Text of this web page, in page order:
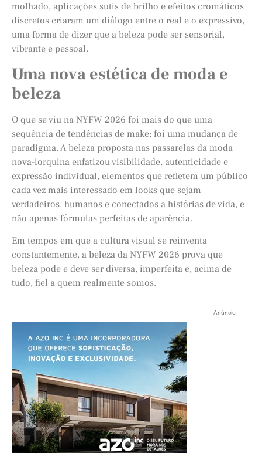
molhado, aplicações sutis de brilho e efeitos cromáticos
discretos criaram um diálogo entre o real e o expressivo,
uma forma de dizer que a beleza pode ser sensorial,
vibrante e pessoal.
Uma nova estética de moda e
beleza
O que se viu na NYFW 2026 foi mais do que uma
sequência de tendências de make: foi uma mudança de
paradigma. A beleza proposta nas passarelas da moda
nova-iorquina enfatizou visibilidade, autenticidade e
expressão individual, elementos que refletem um público
cada vez mais interessado em looks que sejam
verdadeiros, humanos e conectados a histórias de vida, e
não apenas fórmulas perfeitas de aparência.
Em tempos em que a cultura visual se reinventa
constantemente, a beleza da NYFW 2026 prova que
beleza pode e deve ser diversa, imperfeita e, acima de
tudo, fiel a quem realmente somos.
Anúncio